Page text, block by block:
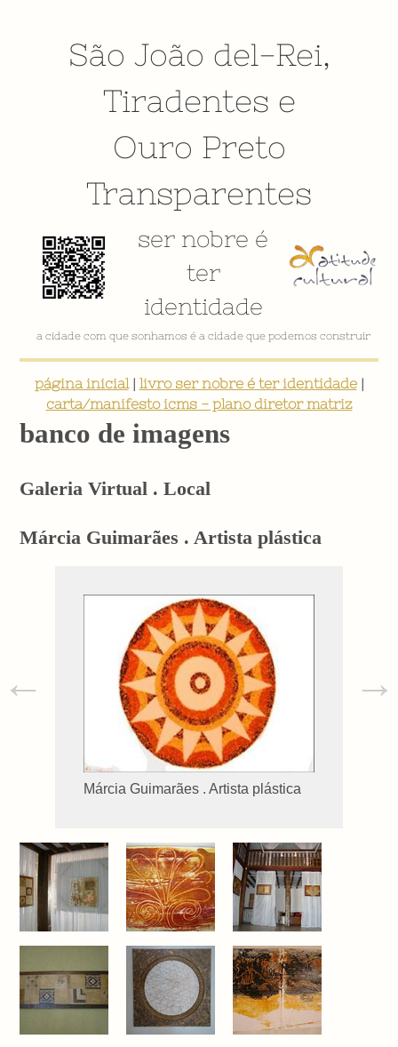
São João del-Rei,
Tiradentes e
Ouro Preto
Transparentes
ser nobre é
ter
identidade
a cidade com que sonhamos é a cidade que podemos construir
página inicial| livro ser nobre é ter identidade|
carta/manifesto icms - plano diretor matriz
banco de imagens
Galeria Virtual . Local
Márcia Guimarães . Artista plástica
Márcia Guimarães . Artista plástica
← →